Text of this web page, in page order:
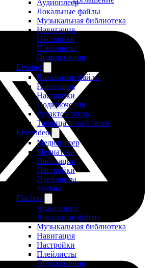
Аудиоплеер
Локальные файлы
Музыкальная библиотека
Навигация
Настройки
Плейлисты
Подключения
Evertag
Локальные файлы
Навигация
Настройки
Подключения
Редактор тегов
Таблица полей тегов
Evervideo
Медиаплеер
Медиатека
Навигация
Настройки
Плейлисты
Файлы
Flacbox
Аудиоплеер
Локальные файлы
Музыкальная библиотека
Навигация
Настройки
Плейлисты
Подключения